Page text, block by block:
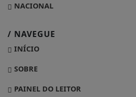
NACIONAL
/ NAVEGUE
INÍCIO
SOBRE
PAINEL DO LEITOR